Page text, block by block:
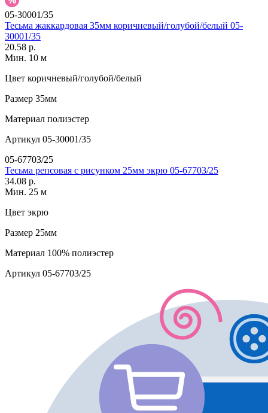
05-30001/35
Тесьма жаккардовая 35мм коричневый/голубой/белый 05-
30001/35
20.58 р.
Мин. 10 м
Цвет коричневый/голубой/белый
Размер 35мм
Материал полиэстер
Артикул 05-30001/35
05-67703/25
Тесьма репсовая с рисунком 25мм экрю 05-67703/25
34.08 р.
Мин. 25 м
Цвет экрю
Размер 25мм
Материал 100% полиэстер
Артикул 05-67703/25